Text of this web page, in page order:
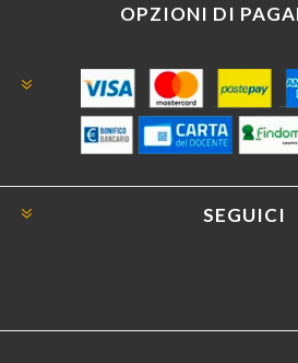
OPZIONI DI
SEGUICI